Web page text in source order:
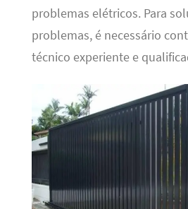
problemas elétricos. Para
problemas, é necessário
técnico experiente e